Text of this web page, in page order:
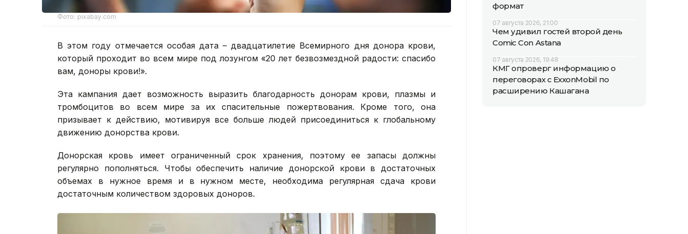
Фото: pixabay.com
В этом году отмечается особая дата – двадцатилетие Всемирного дня донора крови,
который проходит во всем мире под лозунгом «20 лет безвозмездной радости: спасибо
вам, доноры крови!».
Эта кампания дает возможность выразить благодарность донорам крови, плазмы и
тромбоцитов во всем мире за их спасительные пожертвования. Кроме того, она
призывает к действию, мотивируя все больше людей присоединиться к глобальному
движению донорства крови.
Донорская кровь имеет ограниченный срок хранения, поэтому ее запасы должны
регулярно пополняться. Чтобы обеспечить наличие донорской крови в достаточных
объемах в нужное время и в нужном месте, необходима регулярная сдача крови
достаточным количеством здоровых доноров.
формат
07 августа 2026, 21:00
Чем удивил гостей второй день
Comic Con Astana
07 августа 2026, 19:48
КМГ опроверг информацию о
переговорах с ExxonMobil по
расширению Кашагана